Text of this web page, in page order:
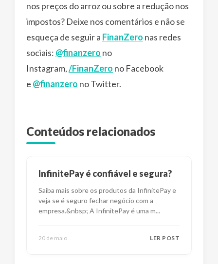
nos preços do arroz ou sobre a redução nos
impostos? Deixe nos comentários e não se
esqueça de seguir a FinanZero nas redes
sociais: @finanzero no
Instagram,/FinanZero no Facebook
e @finanzero no Twitter.
Conteúdos relacionados
InfinitePay é confiável e segura?
Saiba mais sobre os produtos da InfinitePay e
veja se é seguro fechar negócio com a
empresa.&nbsp; A InfinitePay é uma m...
20 de maio LER POST